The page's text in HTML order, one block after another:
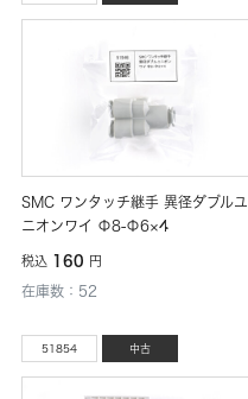
SMC ワンタッチ継手 異径ダブルユ
ニオンワイ Φ8-Φ6×4
税込 160 円
在庫数：52
51854 中古